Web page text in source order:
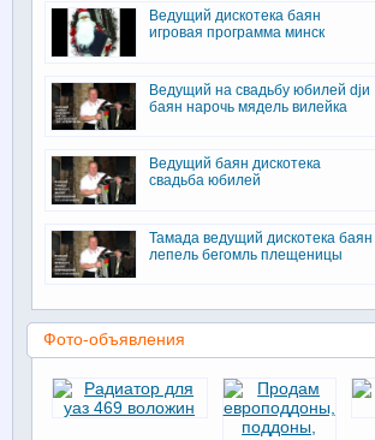
Ведущий дискотека баян
игровая программа минск
Ведущий на свадьбу юбилей djи
баян нарочь мядель вилейка
Ведущий баян дискотека
свадьба юбилей
Тамада ведущий дискотека баян
лепель бегомль плещеницы
Фото-объявления